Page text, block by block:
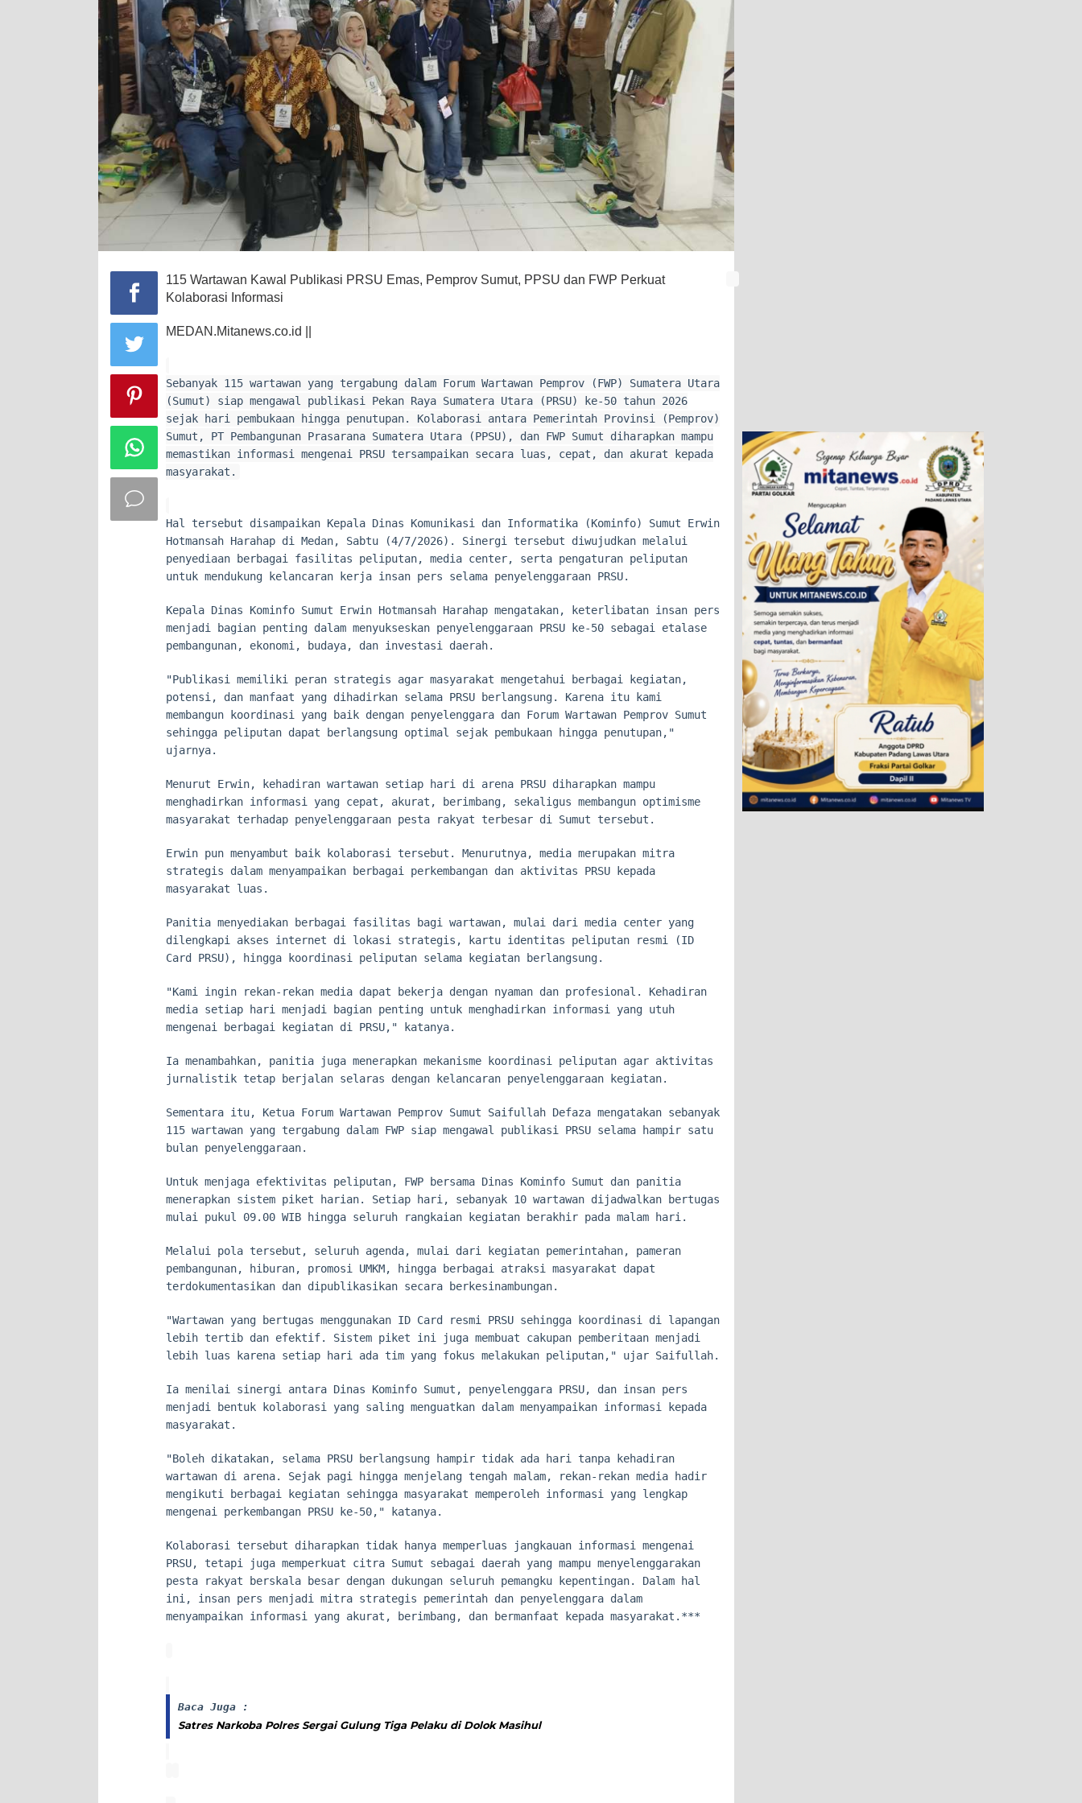
115 Wartawan Kawal Publikasi PRSU Emas, Pemprov Sumut, PPSU dan FWP Perkuat
Kolaborasi Informasi
MEDAN.Mitanews.co.id ||
Sebanyak 115 wartawan yang tergabung dalam Forum Wartawan Pemprov (FWP) Sumatera Utara
(Sumut) siap mengawal publikasi Pekan Raya Sumatera Utara (PRSU) ke-50 tahun 2026
sejak hari pembukaan hingga penutupan. Kolaborasi antara Pemerintah Provinsi (Pemprov)
Sumut, PT Pembangunan Prasarana Sumatera Utara (PPSU), dan FWP Sumut diharapkan mampu
memastikan informasi mengenai PRSU tersampaikan secara luas, cepat, dan akurat kepada
masyarakat.
Hal tersebut disampaikan Kepala Dinas Komunikasi dan Informatika (Kominfo) Sumut Erwin
Hotmansah Harahap di Medan, Sabtu (4/7/2026). Sinergi tersebut diwujudkan melalui
penyediaan berbagai fasilitas peliputan, media center, serta pengaturan peliputan
untuk mendukung kelancaran kerja insan pers selama penyelenggaraan PRSU.
Kepala Dinas Kominfo Sumut Erwin Hotmansah Harahap mengatakan, keterlibatan insan pers
menjadi bagian penting dalam menyukseskan penyelenggaraan PRSU ke-50 sebagai etalase
pembangunan, ekonomi, budaya, dan investasi daerah.
"Publikasi memiliki peran strategis agar masyarakat mengetahui berbagai kegiatan,
potensi, dan manfaat yang dihadirkan selama PRSU berlangsung. Karena itu kami
membangun koordinasi yang baik dengan penyelenggara dan Forum Wartawan Pemprov Sumut
sehingga peliputan dapat berlangsung optimal sejak pembukaan hingga penutupan,"
ujarnya.
Menurut Erwin, kehadiran wartawan setiap hari di arena PRSU diharapkan mampu
menghadirkan informasi yang cepat, akurat, berimbang, sekaligus membangun optimisme
masyarakat terhadap penyelenggaraan pesta rakyat terbesar di Sumut tersebut.
Erwin pun menyambut baik kolaborasi tersebut. Menurutnya, media merupakan mitra
strategis dalam menyampaikan berbagai perkembangan dan aktivitas PRSU kepada
masyarakat luas.
Panitia menyediakan berbagai fasilitas bagi wartawan, mulai dari media center yang
dilengkapi akses internet di lokasi strategis, kartu identitas peliputan resmi (ID
Card PRSU), hingga koordinasi peliputan selama kegiatan berlangsung.
"Kami ingin rekan-rekan media dapat bekerja dengan nyaman dan profesional. Kehadiran
media setiap hari menjadi bagian penting untuk menghadirkan informasi yang utuh
mengenai berbagai kegiatan di PRSU," katanya.
Ia menambahkan, panitia juga menerapkan mekanisme koordinasi peliputan agar aktivitas
jurnalistik tetap berjalan selaras dengan kelancaran penyelenggaraan kegiatan.
Sementara itu, Ketua Forum Wartawan Pemprov Sumut Saifullah Defaza mengatakan sebanyak
115 wartawan yang tergabung dalam FWP siap mengawal publikasi PRSU selama hampir satu
bulan penyelenggaraan.
Untuk menjaga efektivitas peliputan, FWP bersama Dinas Kominfo Sumut dan panitia
menerapkan sistem piket harian. Setiap hari, sebanyak 10 wartawan dijadwalkan bertugas
mulai pukul 09.00 WIB hingga seluruh rangkaian kegiatan berakhir pada malam hari.
Melalui pola tersebut, seluruh agenda, mulai dari kegiatan pemerintahan, pameran
pembangunan, hiburan, promosi UMKM, hingga berbagai atraksi masyarakat dapat
terdokumentasikan dan dipublikasikan secara berkesinambungan.
"Wartawan yang bertugas menggunakan ID Card resmi PRSU sehingga koordinasi di lapangan
lebih tertib dan efektif. Sistem piket ini juga membuat cakupan pemberitaan menjadi
lebih luas karena setiap hari ada tim yang fokus melakukan peliputan," ujar Saifullah.
Ia menilai sinergi antara Dinas Kominfo Sumut, penyelenggara PRSU, dan insan pers
menjadi bentuk kolaborasi yang saling menguatkan dalam menyampaikan informasi kepada
masyarakat.
"Boleh dikatakan, selama PRSU berlangsung hampir tidak ada hari tanpa kehadiran
wartawan di arena. Sejak pagi hingga menjelang tengah malam, rekan-rekan media hadir
mengikuti berbagai kegiatan sehingga masyarakat memperoleh informasi yang lengkap
mengenai perkembangan PRSU ke-50," katanya.
Kolaborasi tersebut diharapkan tidak hanya memperluas jangkauan informasi mengenai
PRSU, tetapi juga memperkuat citra Sumut sebagai daerah yang mampu menyelenggarakan
pesta rakyat berskala besar dengan dukungan seluruh pemangku kepentingan. Dalam hal
ini, insan pers menjadi mitra strategis pemerintah dan penyelenggara dalam
menyampaikan informasi yang akurat, berimbang, dan bermanfaat kepada masyarakat.***
Baca Juga :
Satres Narkoba Polres Sergai Gulung Tiga Pelaku di Dolok Masihul